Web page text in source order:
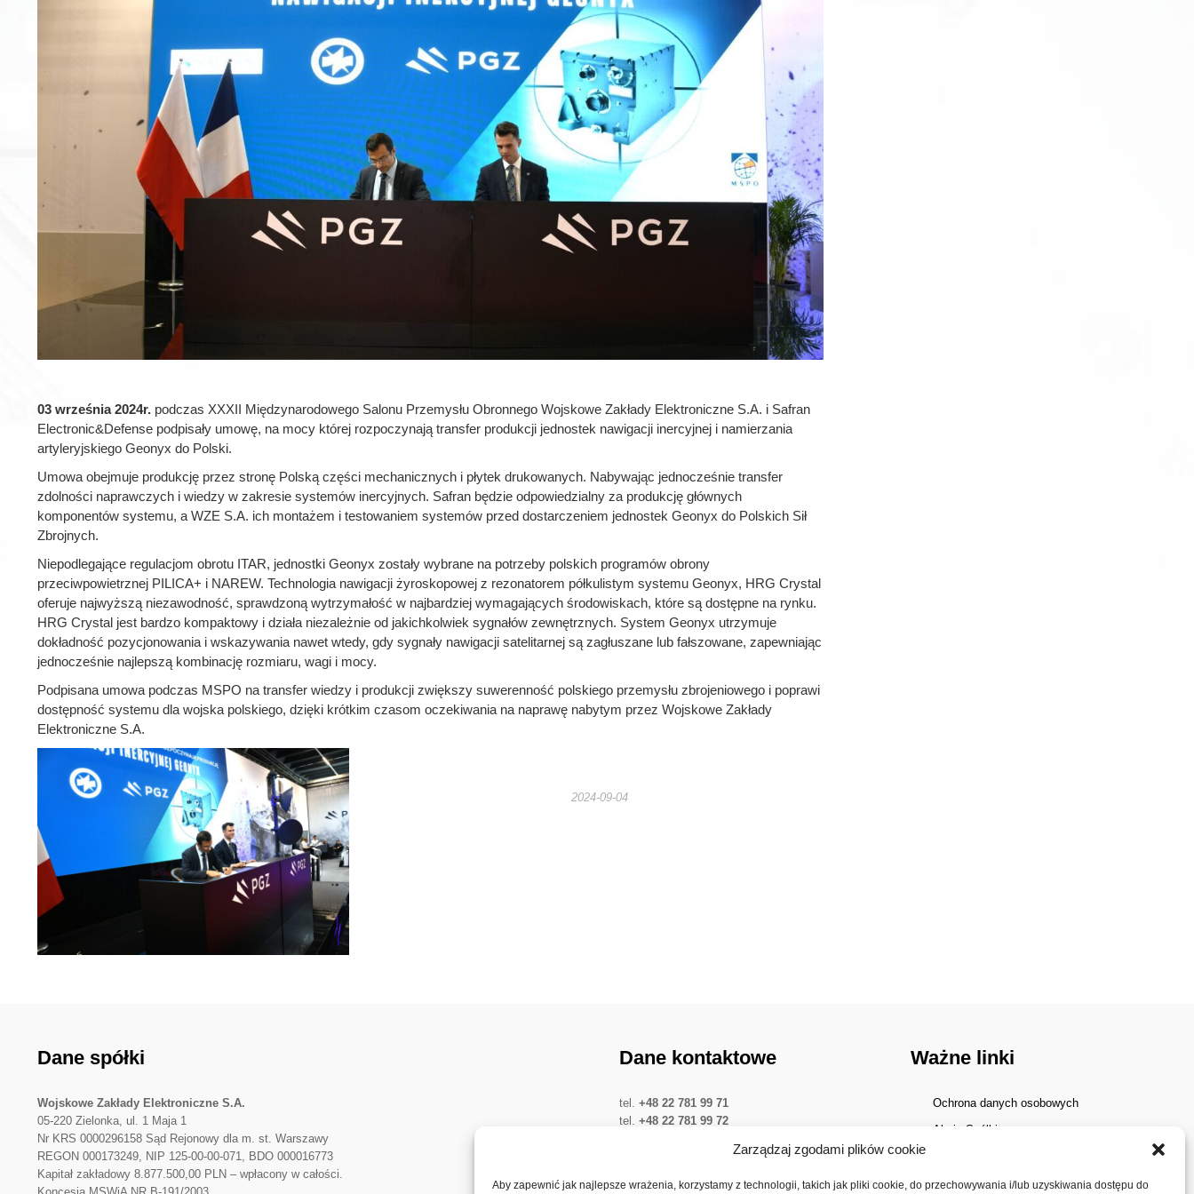
Zarządzaj zgodami plików cookie
Aby zapewnić jak najlepsze wrażenia, korzystamy z technologii, takich jak pliki cookie, do przechowywania i/lub uzyskiwania dostępu do
03 września 2024r. podczas XXXII Międzynarodowego Salonu Przemysłu Obronnego Wojskowe Zakłady Elektroniczne S.A. i Safran
Electronic&Defense podpisały umowę, na mocy której rozpoczynają transfer produkcji jednostek nawigacji inercyjnej i namierzania
artyleryjskiego Geonyx do Polski.
Umowa obejmuje produkcję przez stronę Polską części mechanicznych i płytek drukowanych. Nabywając jednocześnie transfer
zdolności naprawczych i wiedzy w zakresie systemów inercyjnych. Safran będzie odpowiedzialny za produkcję głównych
komponentów systemu, a WZE S.A. ich montażem i testowaniem systemów przed dostarczeniem jednostek Geonyx do Polskich Sił
Zbrojnych.
Niepodlegające regulacjom obrotu ITAR, jednostki Geonyx zostały wybrane na potrzeby polskich programów obrony
przeciwpowietrznej PILICA+ i NAREW. Technologia nawigacji żyroskopowej z rezonatorem półkulistym systemu Geonyx, HRG Crystal
oferuje najwyższą niezawodność, sprawdzoną wytrzymałość w najbardziej wymagających środowiskach, które są dostępne na rynku.
HRG Crystal jest bardzo kompaktowy i działa niezależnie od jakichkolwiek sygnałów zewnętrznych. System Geonyx utrzymuje
dokładność pozycjonowania i wskazywania nawet wtedy, gdy sygnały nawigacji satelitarnej są zagłuszane lub fałszowane, zapewniając
jednocześnie najlepszą kombinację rozmiaru, wagi i mocy.
Podpisana umowa podczas MSPO na transfer wiedzy i produkcji zwiększy suwerenność polskiego przemysłu zbrojeniowego i poprawi
dostępność systemu dla wojska polskiego, dzięki krótkim czasom oczekiwania na naprawę nabytym przez Wojskowe Zakłady
Elektroniczne S.A.
2024-09-04
Dane spółki
Wojskowe Zakłady Elektroniczne S.A.
05-220 Zielonka, ul. 1 Maja 1
Nr KRS 0000296158 Sąd Rejonowy dla m. st. Warszawy
REGON 000173249, NIP 125-00-00-071, BDO 000016773
Kapitał zakładowy 8.877.500,00 PLN – wpłacony w całości.
Dane kontaktowe
tel. +48 22 781 99 71
tel. +48 22 781 99 72
Ważne linki
Ochrona danych osobowych
Akcje Spółki
Dywidenda